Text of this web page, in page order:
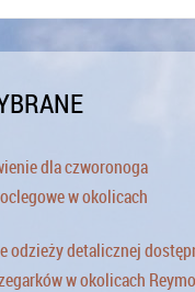
dla czworonoga
w okolicach
odzieży detalicznej
w okolicach